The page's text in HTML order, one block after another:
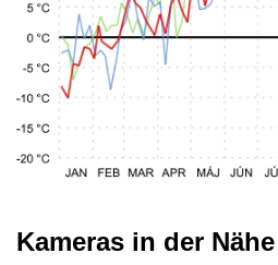
Kameras in der Nähe